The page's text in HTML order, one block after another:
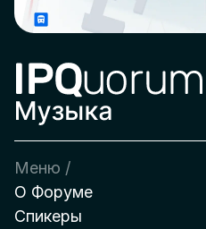
Меню /
О Форуме
Спикеры